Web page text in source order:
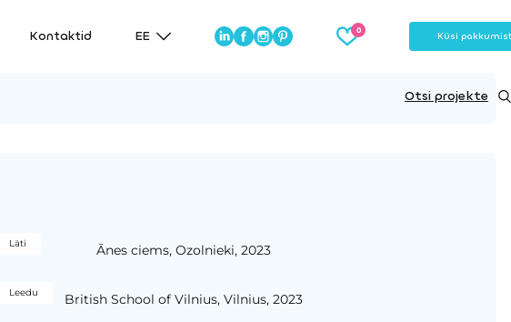
Kontaktid EE Küsi pakkumist
Otsi projekte
Läti Ānes ciems, Ozolnieki, 2023
Leedu British School of Vilnius, Vilnius, 2023